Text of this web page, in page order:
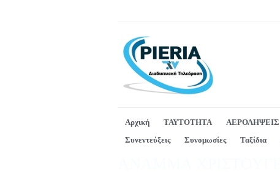
Αρχική ΤΑΥΤΟΤΗΤΑ ΑΕΡΟΛΗΨΕΙΣ
Συνεντεύξεις
Συνομωσίες Ταξίδια